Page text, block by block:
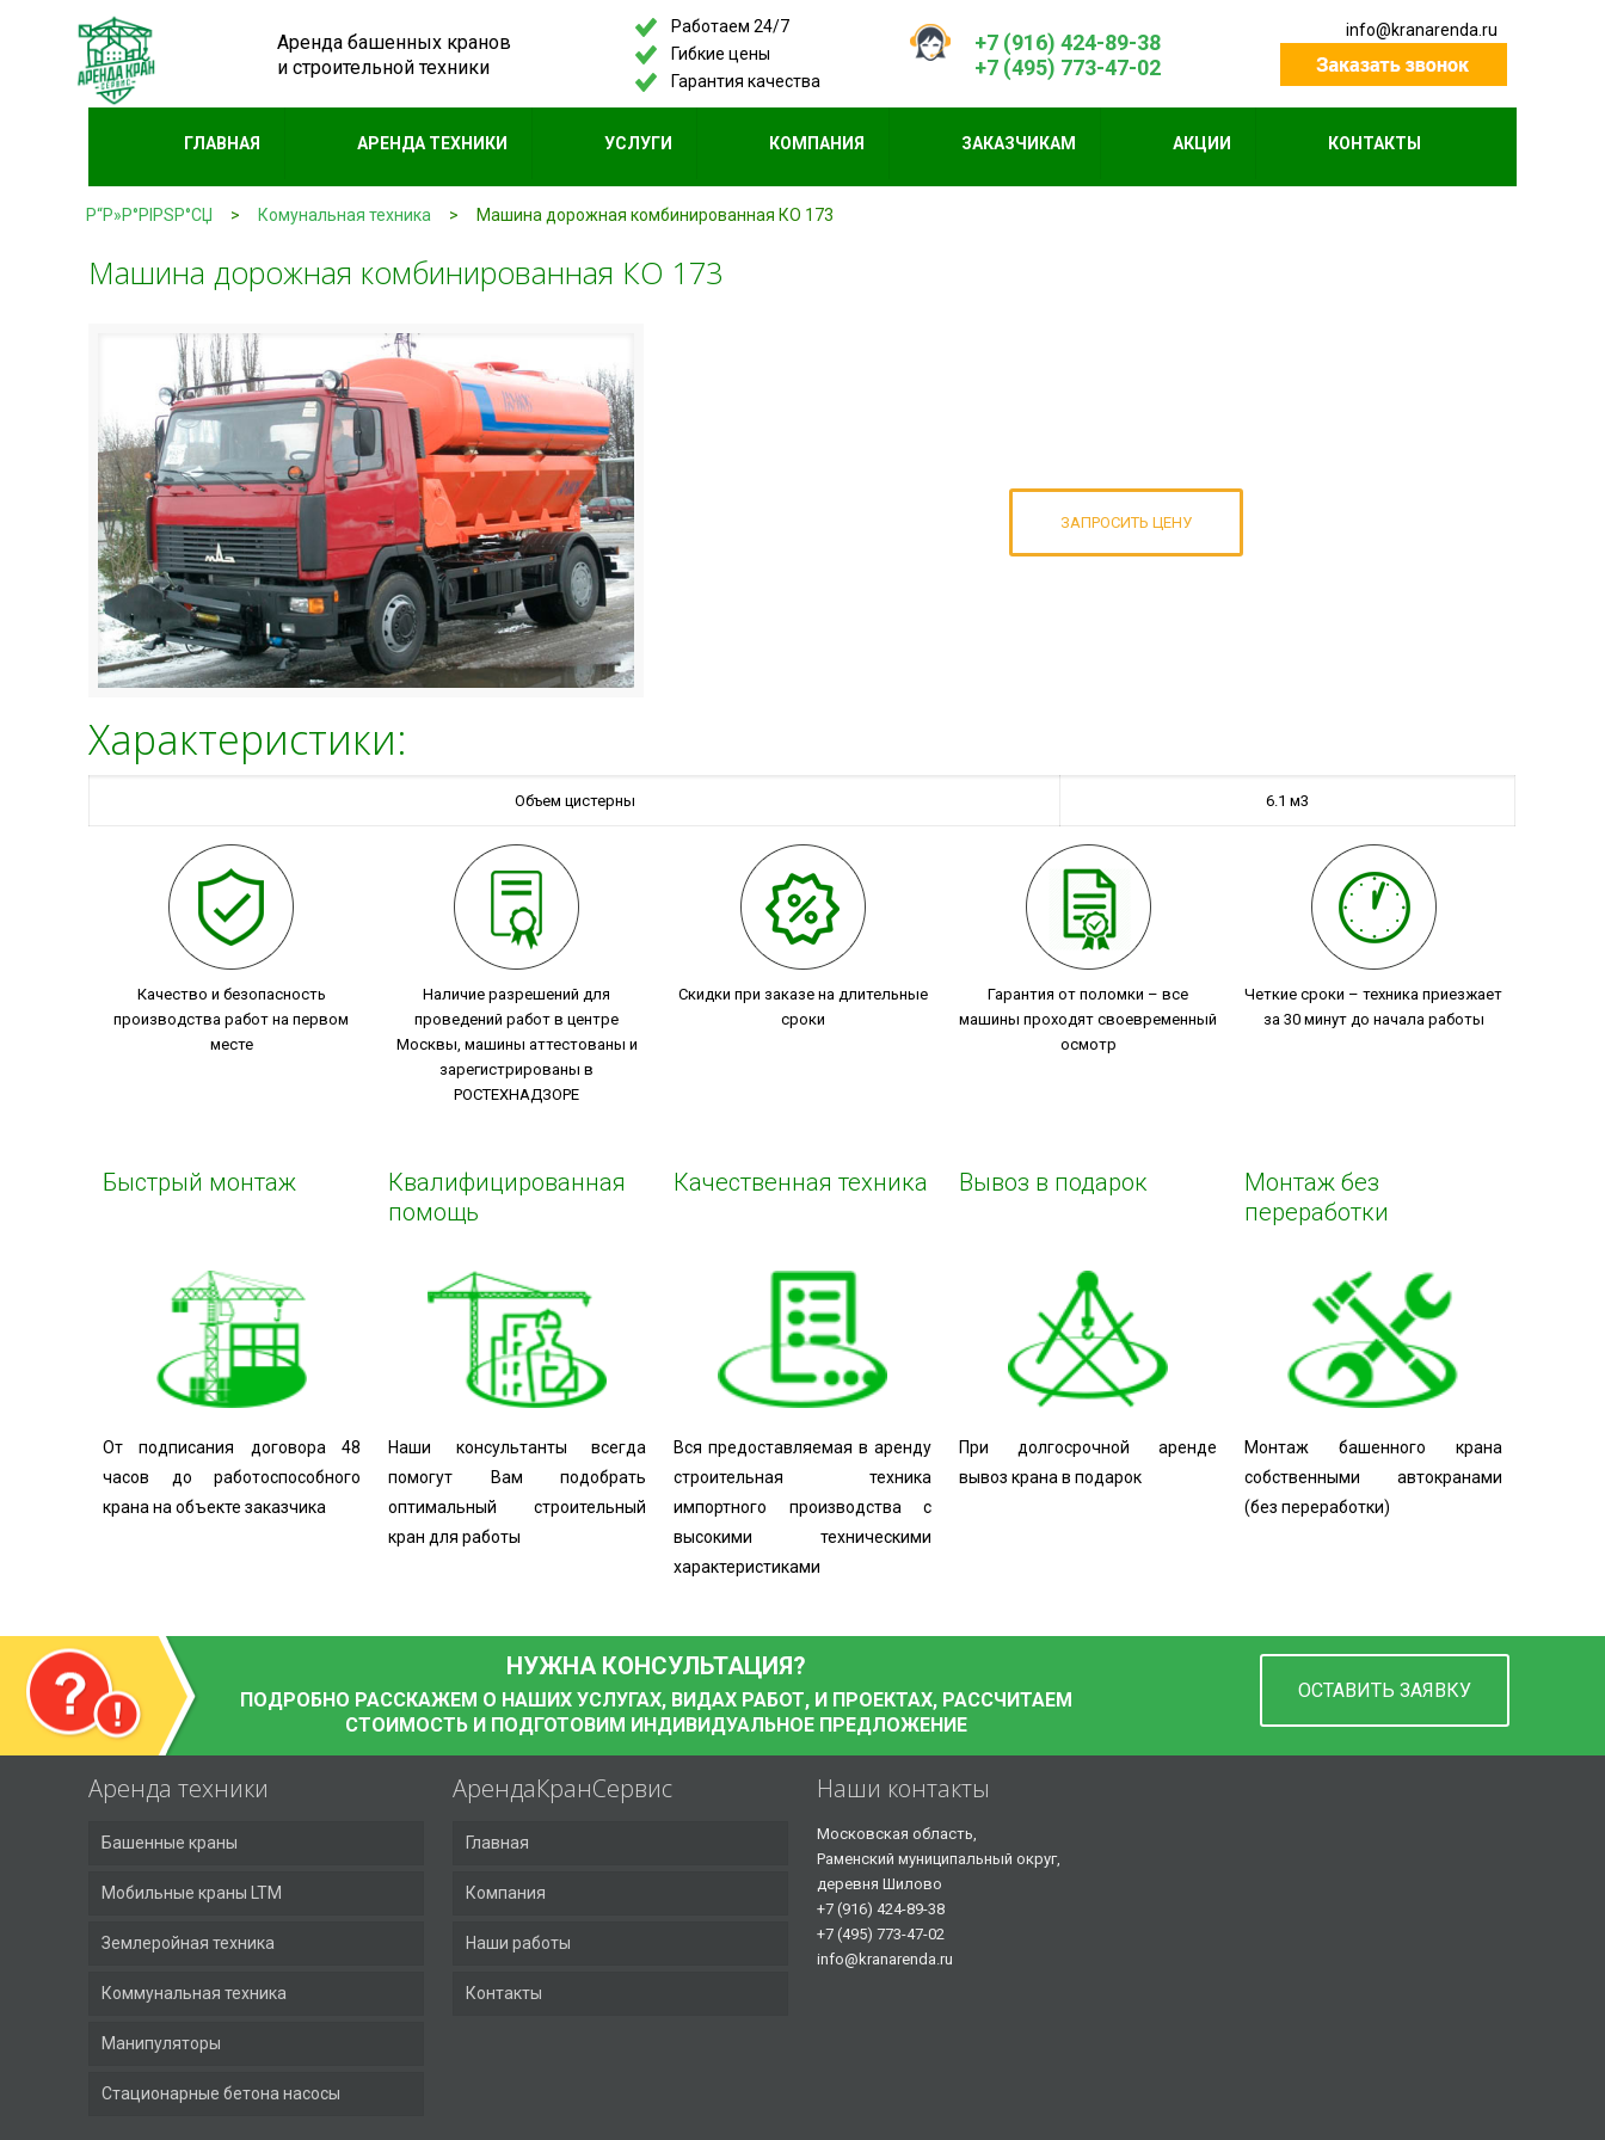
Аренда башенных кранов
и строительной техники
Работаем 24/7
Гибкие цены
Гарантия качества
+7 (916) 424-89-38
+7 (495) 773-47-02
info@kranarenda.ru
ГЛАВНАЯ АРЕНДА ТЕХНИКИ УСЛУГИ КОМПАНИЯ ЗАКАЗЧИКАМ АКЦИИ КОНТАКТЫ
Р“Р»Р°РІРЅР°СЏ > Комунальная техника > Машина дорожная комбинированная КО 173
Машина дорожная комбинированная КО 173
ЗАПРОСИТЬ ЦЕНУ
Характеристики:
Объем цистерны 6.1 м3
Качество и безопасность
производства работ на первом
месте
Наличие разрешений для
проведений работ в центре
Москвы, машины аттестованы и
зарегистрированы в
РОСТЕХНАДЗОРЕ
Скидки при заказе на длительные
сроки
Гарантия от поломки – все
машины проходят своевременный
осмотр
Четкие сроки – техника приезжает
за 30 минут до начала работы
Быстрый монтаж
От подписания договора 48
часов до работоспособного
крана на объекте заказчика
Квалифицированная
помощь
Наши консультанты всегда
помогут Вам подобрать
оптимальный строительный
кран для работы
Качественная техника
Вся предоставляемая в аренду
строительная техника
импортного производства с
высокими техническими
характеристиками
Вывоз в подарок
При долгосрочной аренде
вывоз крана в подарок
Монтаж без
переработки
Монтаж башенного крана
собственными автокранами
(без переработки)
НУЖНА КОНСУЛЬТАЦИЯ?
ПОДРОБНО РАССКАЖЕМ О НАШИХ УСЛУГАХ, ВИДАХ РАБОТ, И ПРОЕКТАХ, РАССЧИТАЕМ
СТОИМОСТЬ И ПОДГОТОВИМ ИНДИВИДУАЛЬНОЕ ПРЕДЛОЖЕНИЕ
ОСТАВИТЬ ЗАЯВКУ
Аренда техники
Башенные краны
Мобильные краны LTM
Землеройная техника
Коммунальная техника
Манипуляторы
Стационарные бетона насосы
АрендаКранСервис
Главная
Компания
Наши работы
Контакты
Наши контакты
Московская область,
Раменский муниципальный округ,
деревня Шилово
+7 (916) 424-89-38
+7 (495) 773-47-02
info@kranarenda.ru